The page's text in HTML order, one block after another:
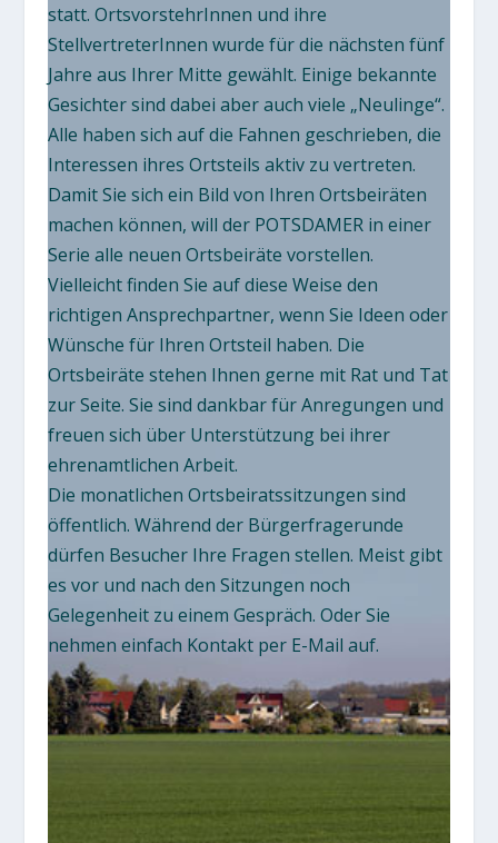
statt. OrtsvorstehrInnen und ihre
StellvertreterInnen wurde für die nächsten fünf
Jahre aus Ihrer Mitte gewählt. Einige bekannte
Gesichter sind dabei aber auch viele „Neulinge“.
Alle haben sich auf die Fahnen geschrieben, die
Interessen ihres Ortsteils aktiv zu vertreten.
Damit Sie sich ein Bild von Ihren Ortsbeiräten
machen können, will der POTSDAMER in einer
Serie alle neuen Ortsbeiräte vorstellen.
Vielleicht finden Sie auf diese Weise den
richtigen Ansprechpartner, wenn Sie Ideen oder
Wünsche für Ihren Ortsteil haben. Die
Ortsbeiräte stehen Ihnen gerne mit Rat und Tat
zur Seite. Sie sind dankbar für Anregungen und
freuen sich über Unterstützung bei ihrer
ehrenamtlichen Arbeit.
Die monatlichen Ortsbeiratssitzungen sind
öffentlich. Während der Bürgerfragerunde
dürfen Besucher Ihre Fragen stellen. Meist gibt
es vor und nach den Sitzungen noch
Gelegenheit zu einem Gespräch. Oder Sie
nehmen einfach Kontakt per E-Mail auf.